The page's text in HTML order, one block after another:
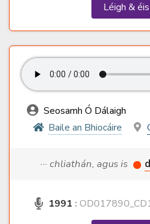
Léigh &
Seosamh Ó Dálaigh
Baile an Bhiocáire
··· chliathán, agus is
1991 :